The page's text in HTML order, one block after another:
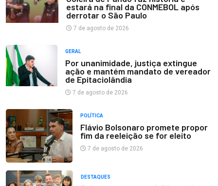
estará na final da CONMEBOL após
derrotar o São Paulo
7 de agosto de 2026
GERAL
Por unanimidade, justiça extingue
ação e mantém mandato de vereador
de Epitaciolândia
7 de agosto de 2026
POLÍTICA
Flávio Bolsonaro promete propor
fim da reeleição se for eleito
7 de agosto de 2026
DESTAQUES